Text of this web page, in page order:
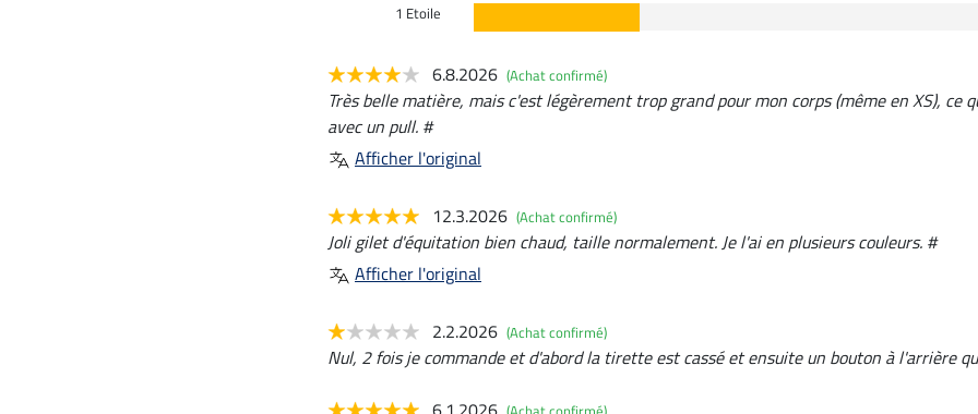
1 Etoile
6.8.2026 (Achat confirmé)
Très belle matière, mais c'est légèrement trop grand pour mon corps (même en XS), ce
avec un pull. #
Afficher l'original
12.3.2026 (Achat confirmé)
Joli gilet d'équitation bien chaud, taille normalement. Je l'ai en plusieurs couleurs. #
Afficher l'original
2.2.2026 (Achat confirmé)
Nul, 2 fois je commande et d'abord la tirette est cassé et ensuite un bouton à l'arrière